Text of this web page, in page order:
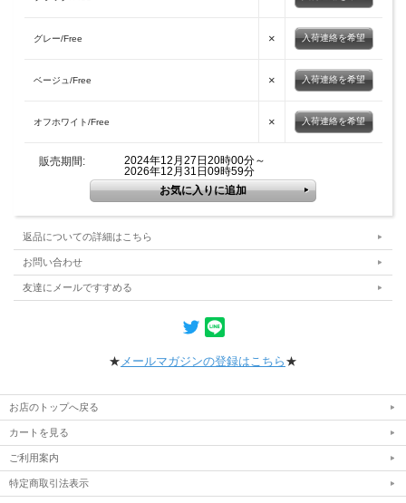
グレー/Free × 入荷連絡を希望
ベージュ/Free × 入荷連絡を希望
オフホワイト/Free × 入荷連絡を希望
販売期間:
2024年12月27日20時00分～
2026年12月31日09時59分
返品についての詳細はこちら
お問い合わせ
友達にメールですすめる
★ メールマガジンの登録はこちら ★
お店のトップへ戻る
カートを見る
ご利用案内
特定商取引法表示